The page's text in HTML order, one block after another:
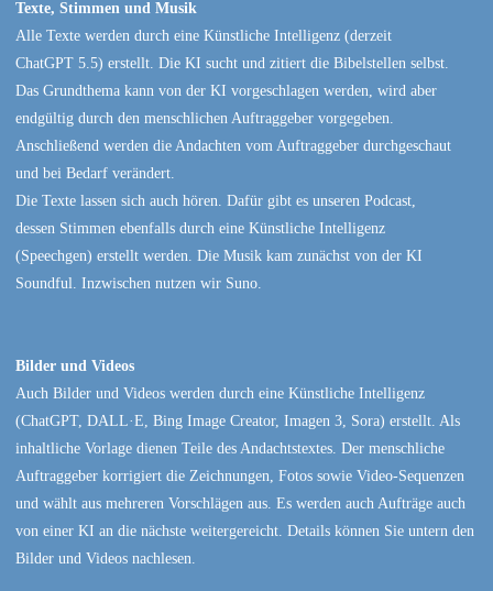
Texte, Stimmen und Musik
Alle Texte werden durch eine Künstliche Intelligenz (derzeit
ChatGPT 5.5) erstellt. Die KI sucht und zitiert die Bibelstellen selbst.
Das Grundthema kann von der KI vorgeschlagen werden, wird aber
endgültig durch den menschlichen Auftraggeber vorgegeben.
Anschließend werden die Andachten vom Auftraggeber durchgeschaut
und bei Bedarf verändert.
Die Texte lassen sich auch hören. Dafür gibt es unseren Podcast,
dessen Stimmen ebenfalls durch eine Künstliche Intelligenz
(Speechgen) erstellt werden. Die Musik kam zunächst von der KI
Soundful. Inzwischen nutzen wir Suno.
Bilder und Videos
Auch Bilder und Videos werden durch eine Künstliche Intelligenz
(ChatGPT, DALL·E, Bing Image Creator, Imagen 3, Sora) erstellt. Als
inhaltliche Vorlage dienen Teile des Andachtstextes. Der menschliche
Auftraggeber korrigiert die Zeichnungen, Fotos sowie Video-Sequenzen
und wählt aus mehreren Vorschlägen aus. Es werden auch Aufträge auch
von einer KI an die nächste weitergereicht. Details können Sie untern den
Bilder und Videos nachlesen.